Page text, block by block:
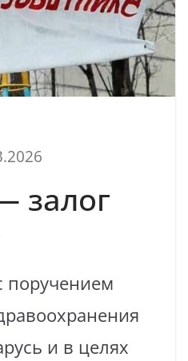
залог
поручением
и в целях